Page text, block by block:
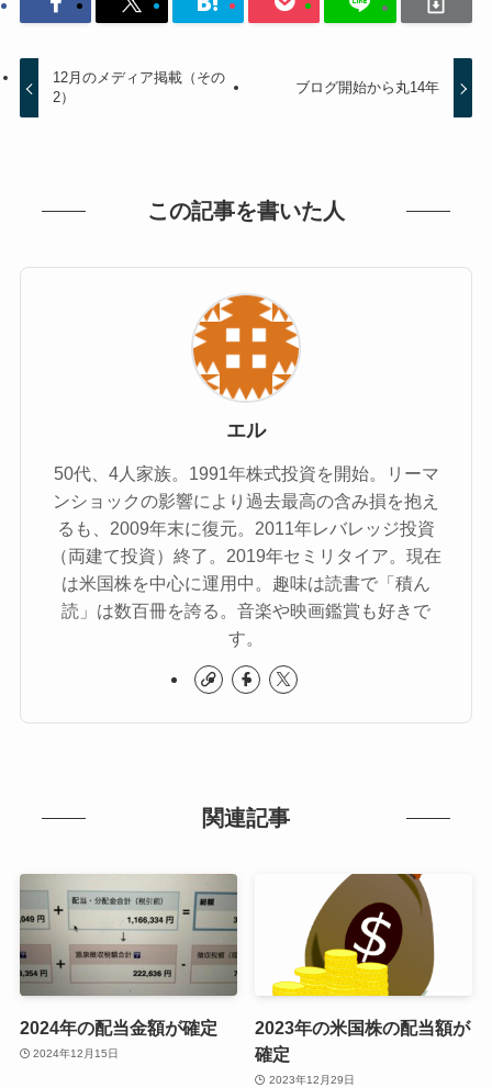
12月のメディア掲載（その
2）
ブログ開始から丸14年
この記事を書いた人
エル
50代、4人家族。1991年株式投資を開始。リーマ
ンショックの影響により過去最高の含み損を抱え
るも、2009年末に復元。2011年レバレッジ投資
（両建て投資）終了。2019年セミリタイア。現在
は米国株を中心に運用中。趣味は読書で「積ん
読」は数百冊を誇る。音楽や映画鑑賞も好きで
す。
関連記事
2024年の配当金額が確定
2024年12月15日
2023年の米国株の配当額が
確定
2023年12月29日